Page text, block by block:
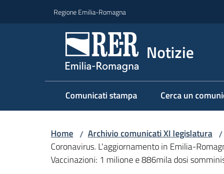
Regione Emilia-Romagna
Notizie
Comunicati stampa Cerca un
Home / Archivio comunicati XI legislatura /
Coronavirus. L'aggiornamento in Emilia-
Vaccinazioni: 1 milione e 886mila dosi